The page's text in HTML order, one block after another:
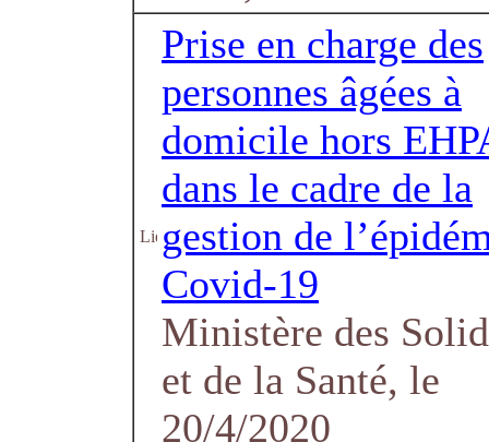
Prise en charge des
personnes âgées à
domicile hors
dans le cadre de la
gestion de
Covid-19
Ministère des
et de la Santé, le
20/4/2020